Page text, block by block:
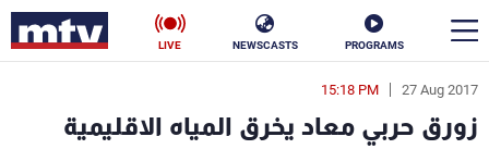
PROGRAMS
NEWSCASTS
LIVE
27 Aug 2017
15:18 PM
زورق حربي معاد يخرق المياه الاقليمية
en
الأخبار